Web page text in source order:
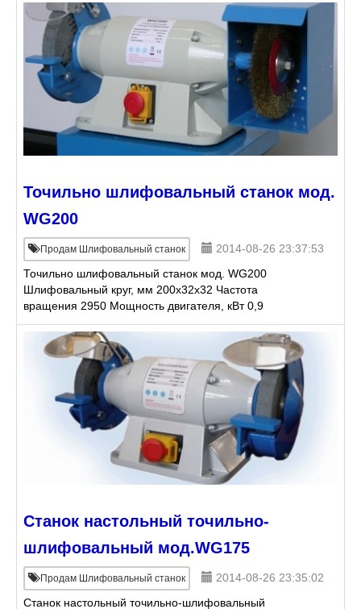
32 Комплекта
Точильно шлифовальный станок мод.
WG200
Продам Шлифовальный станок
2014-08-26 23:37:53
Точильно шлифовальный станок мод. WG200
Шлифовальный круг, мм 200x32x32 Частота
вращения 2950 Мощность двигателя, кВт 0,9
Габариты в упаковке, мм 540х300х340 Вес нетто, кг
28 Комплекта
Станок настольный точильно-
шлифовальный мод.WG175
Продам Шлифовальный станок
2014-08-26 23:35:02
Станок настольный точильно-шлифовальный